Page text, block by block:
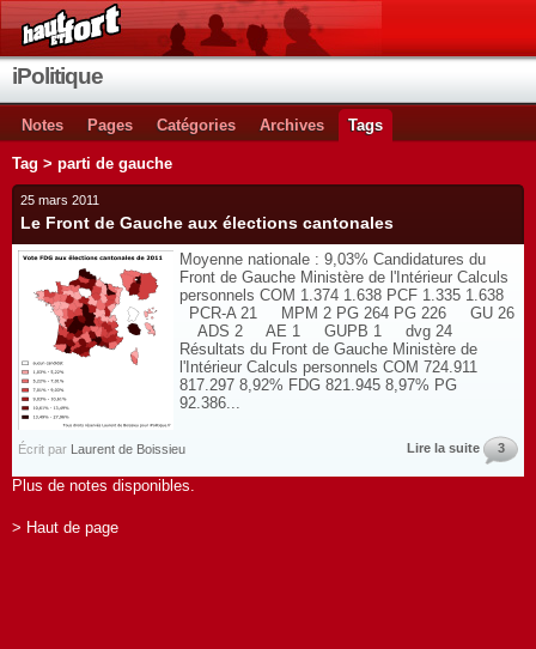
iPolitique
Notes Pages Catégories Archives Tags
Tag > parti de gauche
25 mars 2011
Le Front de Gauche aux élections cantonales
Moyenne nationale : 9,03% Candidatures du
Front de Gauche Ministère de l'Intérieur Calculs
personnels COM 1.374 1.638 PCF 1.335 1.638
PCR-A 21 MPM 2 PG 264 PG 226 GU 26
ADS 2 AE 1 GUPB 1 dvg 24
Résultats du Front de Gauche Ministère de
l'Intérieur Calculs personnels COM 724.911
817.297 8,92% FDG 821.945 8,97% PG
92.386...
Écrit par Laurent de Boissieu Lire la suite 3
Plus de notes disponibles.
> Haut de page